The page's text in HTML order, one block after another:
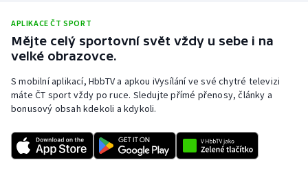
APLIKACE ČT SPORT
Mějte celý sportovní svět vždy u sebe i na
velké obrazovce.
S mobilní aplikací, HbbTV a apkou iVysílání ve své chytré televizi
máte ČT sport vždy po ruce. Sledujte přímé přenosy, články a
bonusový obsah kdekoli a kdykoli.